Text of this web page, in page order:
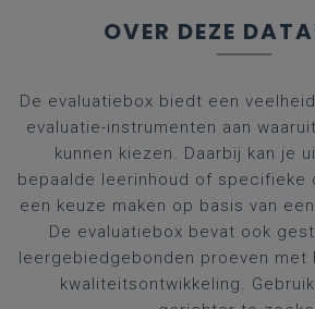
OVER DEZE
De evaluatiebox biedt een
evaluatie-instrumenten aan
kunnen kiezen. Daarbij kan je
bepaalde leerinhoud of specifieke
een keuze maken op basis van
De evaluatiebox bevat ook
leergebiedgebonden proeven met
kwaliteitsontwikkeling.